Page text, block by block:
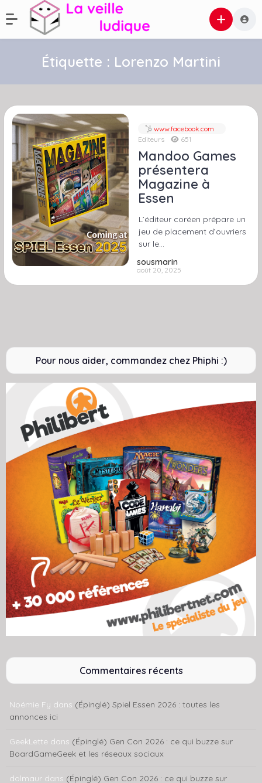
Étiquette : Lorenzo Martini
www.facebook.com
Editeurs
651
Mandoo Games
présentera
Magazine à
Essen
L’éditeur coréen prépare un
jeu de placement d’ouvriers
sur le…
sousmarin
août 20, 2025
Pour nous aider, commandez chez Phiphi :)
Commentaires récents
Noémie Fy dans (Épinglé) Spiel Essen 2026 : toutes les
annonces ici
GeekLette dans (Épinglé) Gen Con 2026 : ce qui buzze sur
BoardGameGeek et les réseaux sociaux
dolmaur dans (Épinglé) Gen Con 2026 : ce qui buzze sur